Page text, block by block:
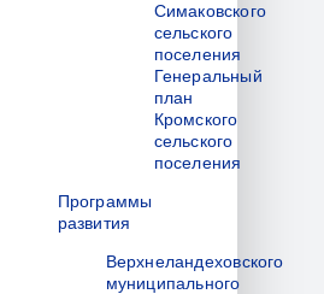
Симаковского
сельского
поселения
Генеральный
план
Кромского
сельского
поселения
Программы
развития
Верхнеландеховского
муниципального